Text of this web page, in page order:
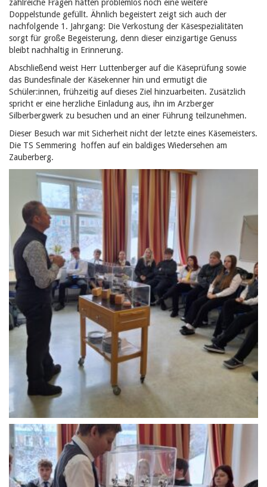
zahlreiche Fragen hätten problemlos noch eine weitere
Doppelstunde gefüllt. Ähnlich begeistert zeigt sich auch der
nachfolgende 1. Jahrgang: Die Verkostung der Käsespezialitäten
sorgt für große Begeisterung, denn dieser einzigartige Genuss
bleibt nachhaltig in Erinnerung.
Abschließend weist Herr Luttenberger auf die Käseprüfung sowie
das Bundesfinale der Käsekenner hin und ermutigt die
Schüler:innen, frühzeitig auf dieses Ziel hinzuarbeiten. Zusätzlich
spricht er eine herzliche Einladung aus, ihn im Arzberger
Silberbergwerk zu besuchen und an einer Führung teilzunehmen.
Dieser Besuch war mit Sicherheit nicht der letzte eines Käsemeisters.
Die TS Semmering hoffen auf ein baldiges Wiedersehen am
Zauberberg.